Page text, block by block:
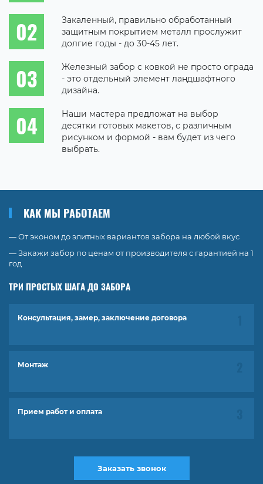
Закаленный, правильно обработанный
защитным покрытием металл прослужит
долгие годы - до 30-45 лет.
Железный забор с ковкой не просто ограда
- это отдельный элемент ландшафтного
дизайна.
Наши мастера предложат на выбор
десятки готовых макетов, с различным
рисунком и формой - вам будет из чего
выбрать.
КАК МЫ РАБОТАЕМ
— От эконом до элитных вариантов забора на любой вкус
— Закажи забор по ценам от производителя с гарантией на 1
год
ТРИ ПРОСТЫХ ШАГА ДО ЗАБОРА
Консультация, замер, заключение договора
Монтаж
Прием работ и оплата
Заказать звонок